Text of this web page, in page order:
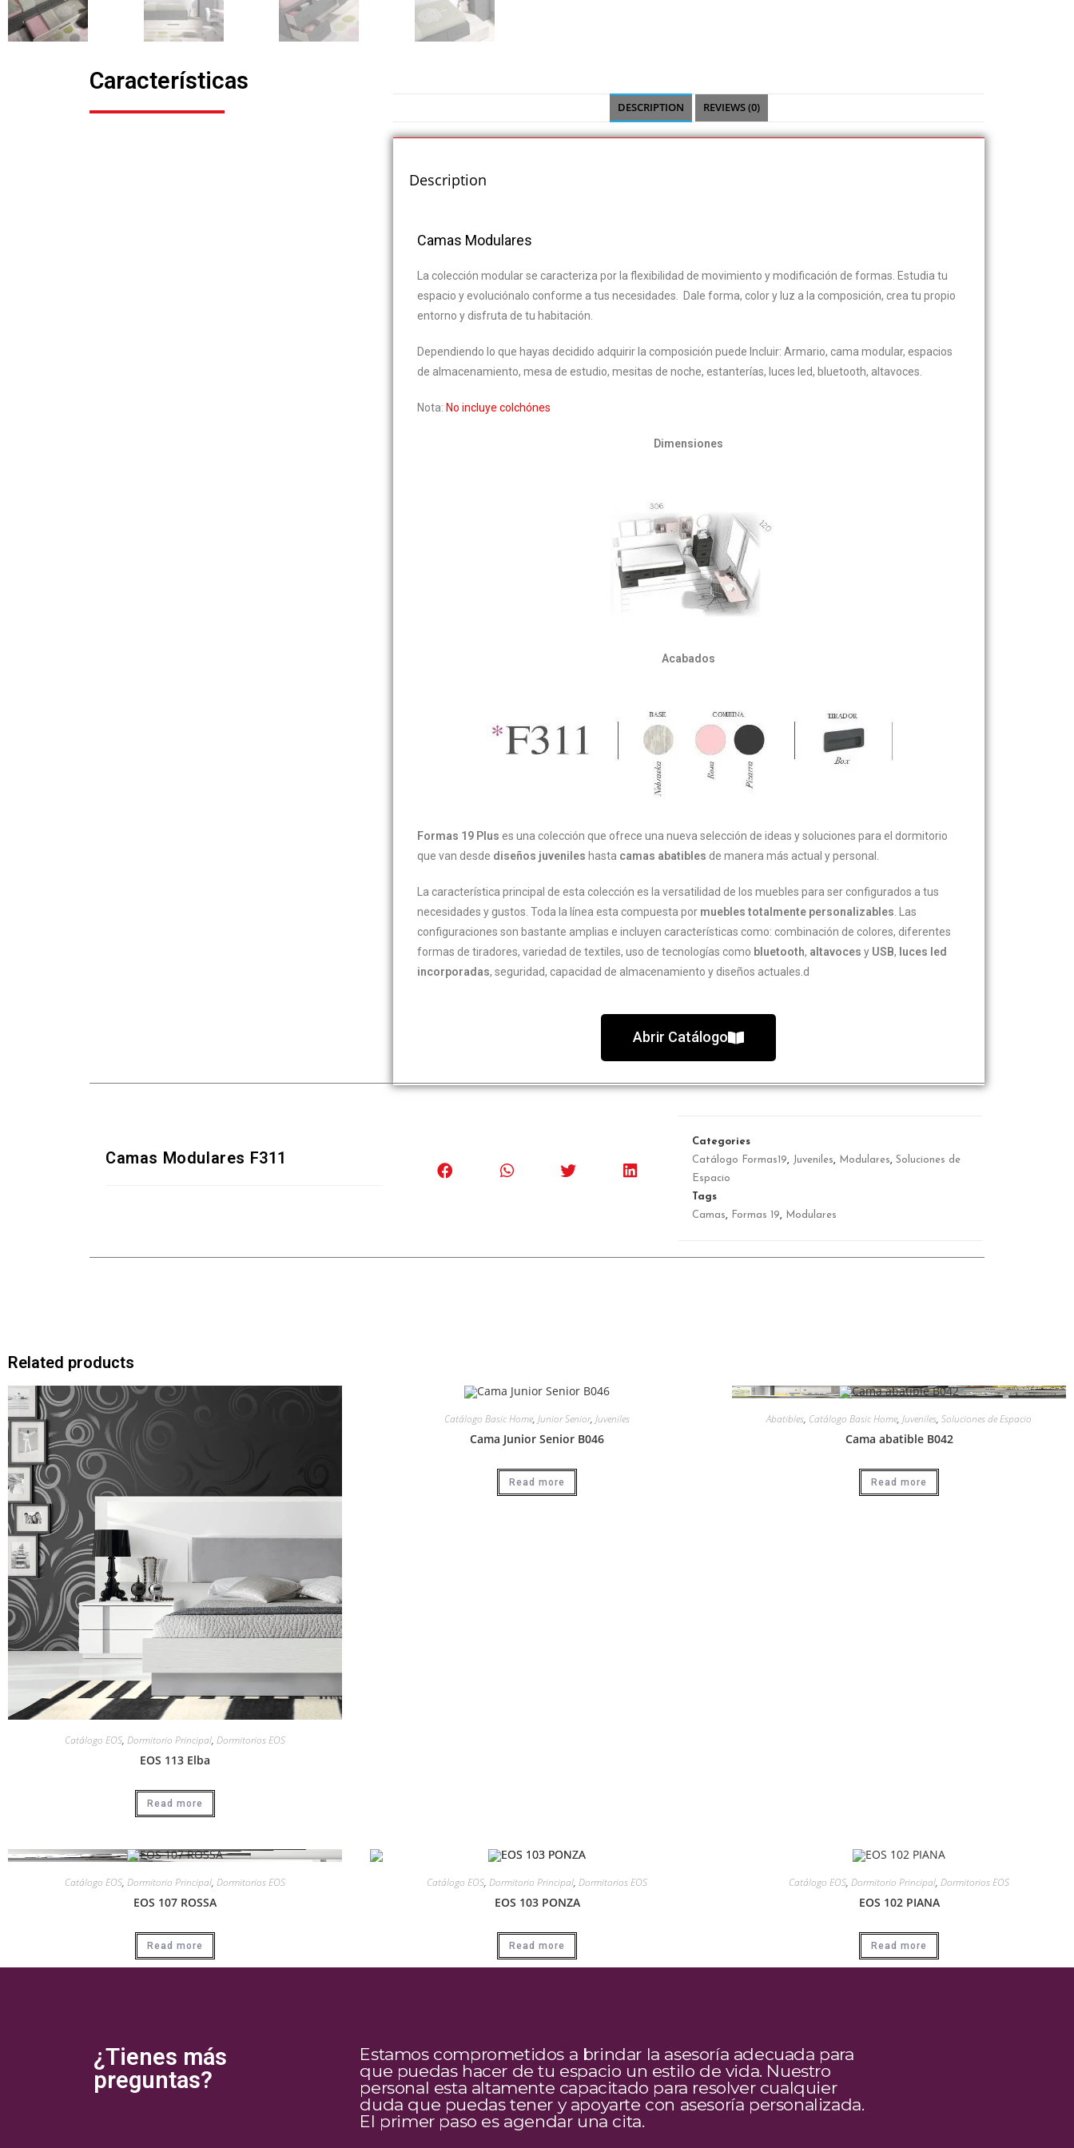
Características
DESCRIPTION REVIEWS (0)
Description
Camas Modulares
La colección modular se caracteriza por la flexibilidad de movimiento y modificación de formas. Estudia tu
espacio y evoluciónalo conforme a tus necesidades. Dale forma, color y luz a la composición, crea tu propio
entorno y disfruta de tu habitación.
Dependiendo lo que hayas decidido adquirir la composición puede Incluir: Armario, cama modular, espacios
de almacenamiento, mesa de estudio, mesitas de noche, estanterías, luces led, bluetooth, altavoces.
Nota: No incluye colchónes
Dimensiones
Acabados
Formas 19 Plus es una colección que ofrece una nueva selección de ideas y soluciones para el dormitorio
que van desde diseños juveniles hasta camas abatibles de manera más actual y personal.
La característica principal de esta colección es la versatilidad de los muebles para ser configurados a tus
necesidades y gustos. Toda la línea esta compuesta por muebles totalmente personalizables . Las
configuraciones son bastante amplias e incluyen características como: combinación de colores, diferentes
formas de tiradores, variedad de textiles, uso de tecnologías como bluetooth, altavoces y USB, luces led
incorporadas, seguridad, capacidad de almacenamiento y diseños actuales.d
Abrir Catálogo
Camas Modulares F311
Categories
Catálogo Formas19
Juveniles Modulares ,Soluciones de
Espacio
Tags
Camas
Formas 19 Modulares
Related products
Catálogo EOS, Dormitorio Principal, Dormitorios EOS
EOS 113 Elba
Read more
Catálogo Basic Home, Junior Senior, Juveniles
Cama Junior Senior B046
Read more
Abatibles, Catálogo Basic Home, Juveniles, Soluciones de Espacio
Cama abatible B042
Read more
Catálogo EOS, Dormitorio Principal, Dormitorios EOS
EOS 107 ROSSA
Read more
Catálogo EOS, Dormitorio Principal, Dormitorios EOS
EOS 103 PONZA
Read more
Catálogo EOS, Dormitorio Principal, Dormitorios EOS
EOS 102 PIANA
Read more
¿Tienes más
preguntas?
Estamos comprometidos a brindar la asesoría adecuada para
que puedas hacer de tu espacio un estilo de vida. Nuestro
personal esta altamente capacitado para resolver cualquier
duda que puedas tener y apoyarte con asesoría personalizada.
El primer paso es agendar una cita.